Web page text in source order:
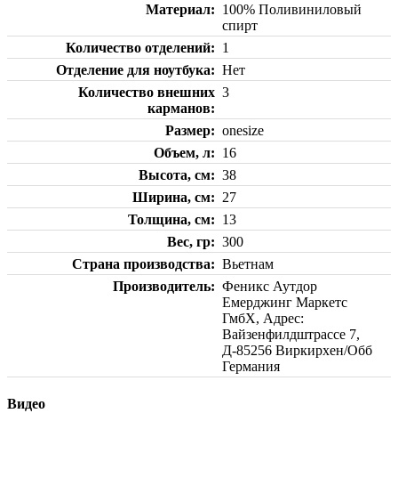
Материал
100% Поливиниловый
спирт
Количество отделений
1
Отделение для ноутбука
Нет
Количество внешних
карманов
3
Размер
onesize
Объем, л
16
Высота, см
38
Ширина, см
27
Толщина, см
13
Вес, гр
300
Страна производства
Вьетнам
Производитель
Феникс Аутдор
Емерджинг Маркетс
ГмбХ, Адрес:
Вайзенфилдштрассе 7,
Д-85256 Виркирхен/Обб
Германия
Видео